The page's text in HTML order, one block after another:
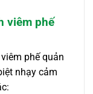
viêm phế
phế quản
nhạy cảm